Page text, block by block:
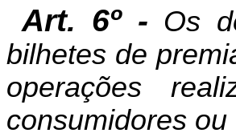
Art. 6º - Os
bilhetes de
operações
consumidores